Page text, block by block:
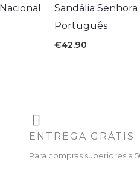
Sandália Senhora
Português
€42.90
ENTREGA GRÁTIS
Para compras superiores a